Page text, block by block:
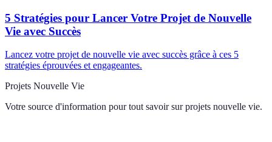
5 Stratégies pour Lancer Votre Projet de Nouvelle
Vie avec Succès
Lancez votre projet de nouvelle vie avec succès grâce à ces 5
stratégies éprouvées et engageantes.
Projets Nouvelle Vie
Votre source d'information pour tout savoir sur projets nouvelle vie.